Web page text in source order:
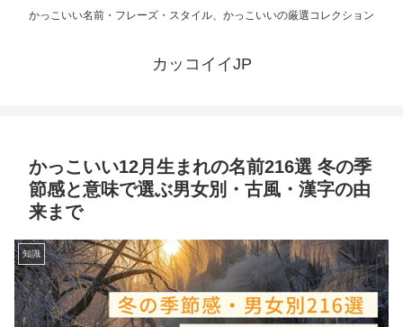
かっこいい名前・フレーズ・スタイル、かっこいいの厳選コレクション
カッコイイJP
かっこいい12月生まれの名前216選 冬の季
節感と意味で選ぶ男女別・古風・漢字の由
来まで
知識